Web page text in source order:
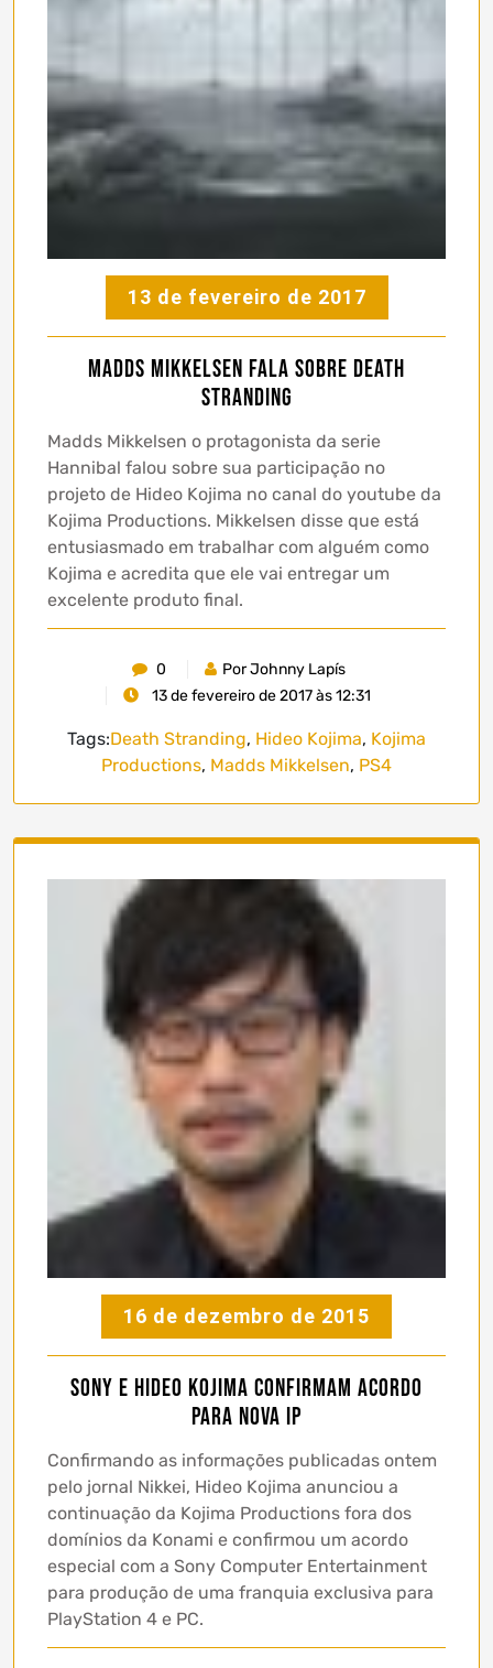
13 de fevereiro de 2017
Madds Mikkelsen fala sobre Death
Stranding
Madds Mikkelsen o protagonista da serie
Hannibal falou sobre sua participação no
projeto de Hideo Kojima no canal do youtube da
Kojima Productions. Mikkelsen disse que está
entusiasmado em trabalhar com alguém como
Kojima e acredita que ele vai entregar um
excelente produto final.
0
Por Johnny Lapís
13 de fevereiro de 2017 às 12:31
Tags:Death Stranding, Hideo Kojima, Kojima
Productions, Madds Mikkelsen, PS4
16 de dezembro de 2015
Sony e Hideo Kojima confirmam acordo
para nova IP
Confirmando as informações publicadas ontem
pelo jornal Nikkei, Hideo Kojima anunciou a
continuação da Kojima Productions fora dos
domínios da Konami e confirmou um acordo
especial com a Sony Computer Entertainment
para produção de uma franquia exclusiva para
PlayStation 4 e PC.